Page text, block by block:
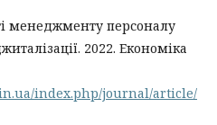
менеджменту персоналу
2022. Економіка
index.php/journal/article/